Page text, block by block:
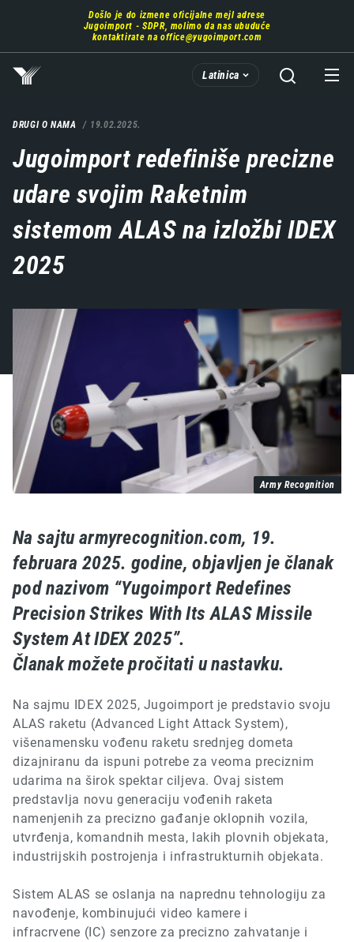
glavni
deo
sadržaja
Došlo je do izmene oficijalne mejl adrese
Jugoimport - SDPR, molimo da nas ubuduće
kontaktirate na office@yugoimport.com
Latinica
DRUGI O NAMA 19.02.2025.
Jugoimport redefiniše precizne
udare svojim Raketnim
sistemom ALAS na izložbi IDEX
2025
Army Recognition
Na sajtu armyrecognition.com, 19.
februara 2025. godine, objavljen je članak
pod nazivom “Yugoimport Redefines
Precision Strikes With Its ALAS Missile
System At IDEX 2025”.
Članak možete pročitati u nastavku.
Na sajmu IDEX 2025, Jugoimport je predstavio svoju
ALAS raketu (Advanced Light Attack System),
višenamensku vođenu raketu srednjeg dometa
dizajniranu da ispuni potrebe za veoma preciznim
udarima na širok spektar ciljeva. Ovaj sistem
predstavlja novu generaciju vođenih raketa
namenjenih za precizno gađanje oklopnih vozila,
utvrđenja, komandnih mesta, lakih plovnih objekata,
industrijskih postrojenja i infrastrukturnih objekata.
Sistem ALAS se oslanja na naprednu tehnologiju za
navođenje, kombinujući video kamere i
infracrvene (IC) senzore za precizno zahvatanje i